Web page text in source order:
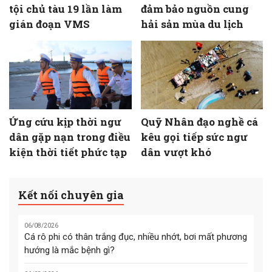
tội chủ tàu 19 lần làm
gián đoạn VMS
đảm bảo nguồn cung
hải sản mùa du lịch
Ứng cứu kịp thời ngư
dân gặp nạn trong điều
kiện thời tiết phức tạp
Quỹ Nhân đạo nghề cá
kêu gọi tiếp sức ngư
dân vượt khó
Kết nối chuyên gia
06/08/2026
Cá rô phi có thân trắng đục, nhiều nhớt, bơi mất phương
hướng là mắc bệnh gì?